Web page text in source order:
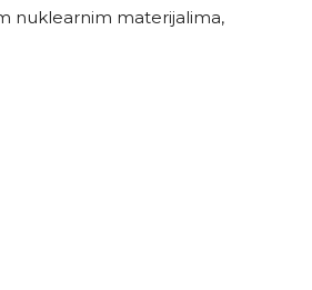
nuklearnim materijalima,